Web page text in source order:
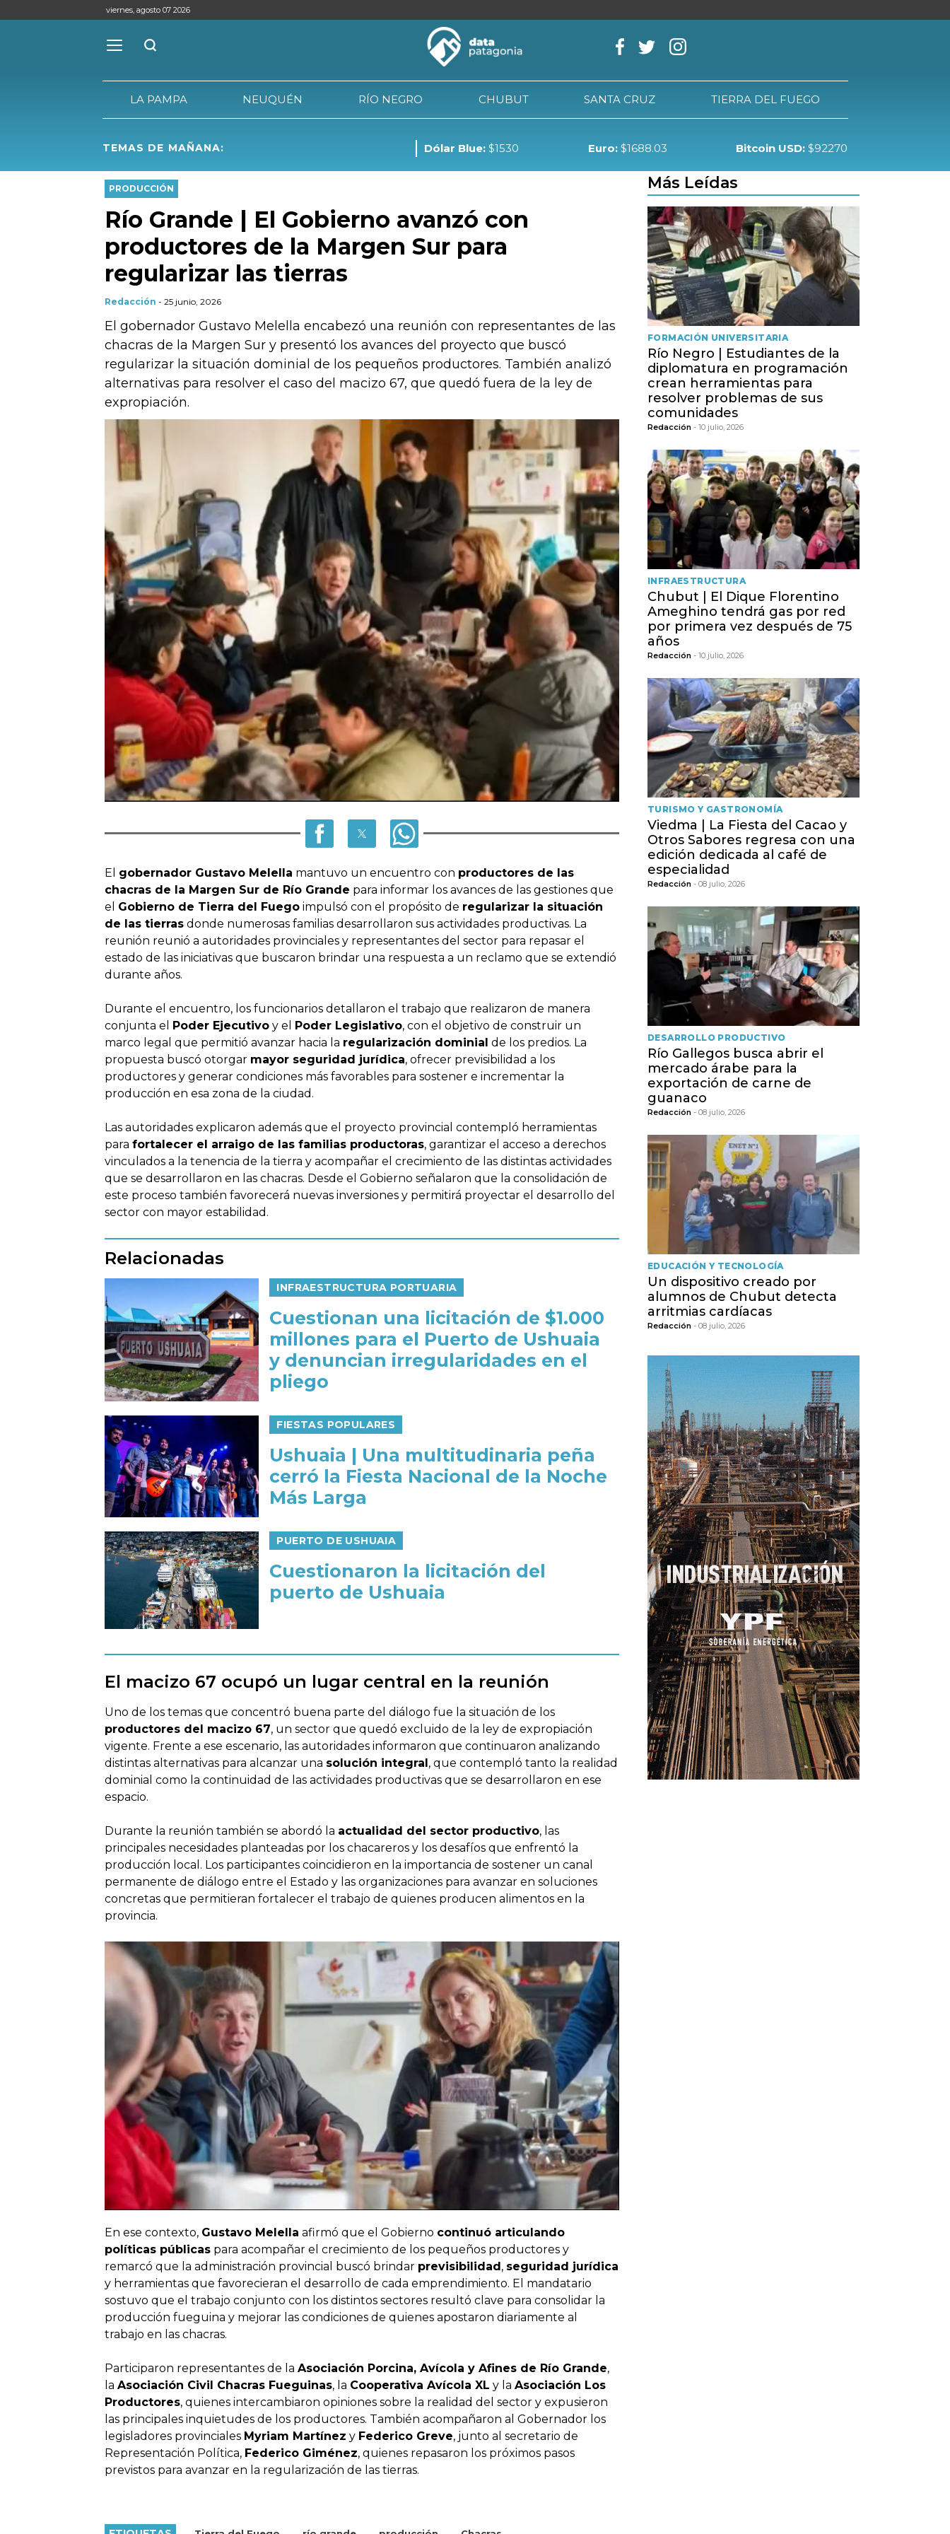
viernes, agosto 07 2026
LA PAMPA NEUQUÉN RÍO NEGRO CHUBUT SANTA CRUZ TIERRA DEL FUEGO
TEMAS DE MAÑANA: Dólar Blue: $1530 Euro:$1688.03 Bitcoin USD: $92270
RÍO NEGRO CHUBUT SANTA CRUZ TIERRA DEL FUEGO
PRODUCCIÓN
Río Grande | El Gobierno avanzó con
productores de la Margen Sur para
regularizar las tierras
Redacción - 25 junio, 2026
El gobernador Gustavo Melella encabezó una reunión con representantes de las
chacras de la Margen Sur y presentó los avances del proyecto que buscó
regularizar la situación dominial de los pequeños productores. También analizó
alternativas para resolver el caso del macizo 67, que quedó fuera de la ley de
expropiación.
El gobernador Gustavo Melella mantuvo un encuentro con productores de las
chacras de la Margen Sur de Río Grande para informar los avances de las gestiones que
el Gobierno de Tierra del Fuego impulsó con el propósito de regularizar la situación
de las tierras donde numerosas familias desarrollaron sus actividades productivas. La
reunión reunió a autoridades provinciales y representantes del sector para repasar el
estado de las iniciativas que buscaron brindar una respuesta a un reclamo que se extendió
durante años.
Durante el encuentro, los funcionarios detallaron el trabajo que realizaron de manera
conjunta el Poder Ejecutivo y el Poder Legislativo, con el objetivo de construir un
marco legal que permitió avanzar hacia la regularización dominial de los predios. La
propuesta buscó otorgar mayor seguridad jurídica, ofrecer previsibilidad a los
productores y generar condiciones más favorables para sostener e incrementar la
producción en esa zona de la ciudad.
Las autoridades explicaron además que el proyecto provincial contempló herramientas
para fortalecer el arraigo de las familias productoras, garantizar el acceso a derechos
vinculados a la tenencia de la tierra y acompañar el crecimiento de las distintas actividades
que se desarrollaron en las chacras. Desde el Gobierno señalaron que la consolidación de
este proceso también favorecerá nuevas inversiones y permitirá proyectar el desarrollo del
sector con mayor estabilidad.
Relacionadas
INFRAESTRUCTURA PORTUARIA
Cuestionan una licitación de $1.000
millones para el Puerto de Ushuaia
y denuncian irregularidades en el
pliego
FIESTAS POPULARES
Ushuaia | Una multitudinaria peña
cerró la Fiesta Nacional de la Noche
Más Larga
PUERTO DE USHUAIA
Cuestionaron la licitación del
puerto de Ushuaia
El macizo 67 ocupó un lugar central en la reunión
Uno de los temas que concentró buena parte del diálogo fue la situación de los
productores del macizo 67, un sector que quedó excluido de la ley de expropiación
vigente. Frente a ese escenario, las autoridades informaron que continuaron analizando
distintas alternativas para alcanzar una solución integral, que contempló tanto la realidad
dominial como la continuidad de las actividades productivas que se desarrollaron en ese
espacio.
Durante la reunión también se abordó la actualidad del sector productivo, las
principales necesidades planteadas por los chacareros y los desafíos que enfrentó la
producción local. Los participantes coincidieron en la importancia de sostener un canal
permanente de diálogo entre el Estado y las organizaciones para avanzar en soluciones
concretas que permitieran fortalecer el trabajo de quienes producen alimentos en la
provincia.
En ese contexto, Gustavo Melella afirmó que el Gobierno continuó articulando
políticas públicas para acompañar el crecimiento de los pequeños productores y
remarcó que la administración provincial buscó brindar previsibilidad, seguridad jurídica
y herramientas que favorecieran el desarrollo de cada emprendimiento. El mandatario
sostuvo que el trabajo conjunto con los distintos sectores resultó clave para consolidar la
producción fueguina y mejorar las condiciones de quienes apostaron diariamente al
trabajo en las chacras.
Participaron representantes de la Asociación Porcina, Avícola y Afines de Río Grande,
la Asociación Civil Chacras Fueguinas, la Cooperativa Avícola XL y la Asociación Los
Productores, quienes intercambiaron opiniones sobre la realidad del sector y expusieron
las principales inquietudes de los productores. También acompañaron al Gobernador los
legisladores provinciales Myriam Martínez y Federico Greve, junto al secretario de
Representación Política, Federico Giménez, quienes repasaron los próximos pasos
previstos para avanzar en la regularización de las tierras.
Más Leídas
FORMACIÓN UNIVERSITARIA
Río Negro | Estudiantes de la
diplomatura en programación
crean herramientas para
resolver problemas de sus
comunidades
Redacción - 10 julio, 2026
INFRAESTRUCTURA
Chubut | El Dique Florentino
Ameghino tendrá gas por red
por primera vez después de 75
años
Redacción - 10 julio, 2026
TURISMO Y GASTRONOMÍA
Viedma | La Fiesta del Cacao y
Otros Sabores regresa con una
edición dedicada al café de
especialidad
Redacción - 08 julio, 2026
DESARROLLO PRODUCTIVO
Río Gallegos busca abrir el
mercado árabe para la
exportación de carne de
guanaco
Redacción - 08 julio, 2026
EDUCACIÓN Y TECNOLOGÍA
Un dispositivo creado por
alumnos de Chubut detecta
arritmias cardíacas
Redacción - 08 julio, 2026